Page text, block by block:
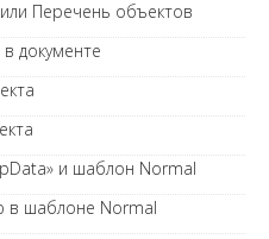
Перечень объектов
документе
и шаблон Normal
в шаблоне Normal